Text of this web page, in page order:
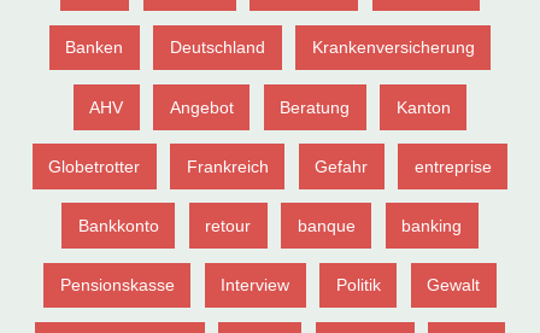
Banken Deutschland Krankenversicherung
AHV Angebot Beratung Kanton
Globetrotter Frankreich Gefahr entreprise
Bankkonto retour banque banking
Pensionskasse Interview Politik Gewalt